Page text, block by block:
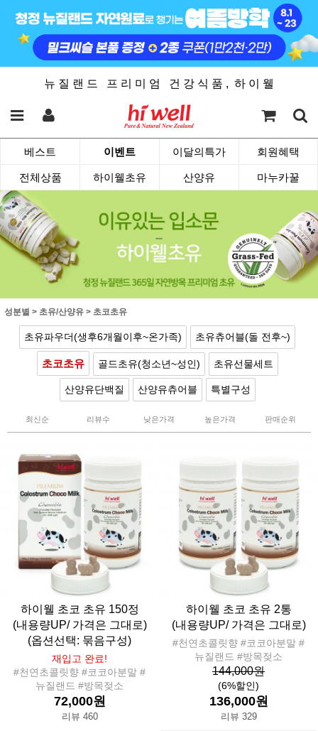
뉴 질 랜 드 프 리 미 엄 건 강 식 품 , 하 이 웰
베스트 이벤트 이달의특가 회원혜택
전체상품 하이웰초유 산양유 마누카꿀
성분별 > 초유/산양유 > 초코초유
초유파우더(생후6개월이후~온가족) 초유츄어블(돌 전후~)
초코초유 골드초유(청소년~성인) 초유선물세트
산양유단백질 산양유츄어블 특별구성
최신순 리뷰수 낮은가격 높은가격 판매순위
하이웰 초코 초유 150정
(내용량UP/ 가격은 그대로)
(옵션선택: 묶음구성)
재입고 완료!
#천연초콜릿향 #코코아분말 #
뉴질랜드 #방목젖소
72,000원
리뷰 460
하이웰 초코 초유 2통
(내용량UP/ 가격은 그대로)
#천연초콜릿향 #코코아분말 #
뉴질랜드 #방목젖소
144,000원
(6%할인)
136,000원
리뷰 329